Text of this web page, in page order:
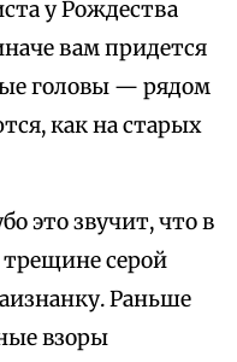
у Рождества
вам придется
головы — рядом
как на старых
это звучит, что в
трещине серой
Раньше
взоры